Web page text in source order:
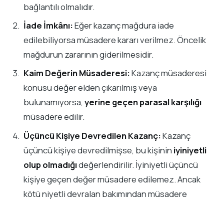
bağlantılı olmalıdır.
İade İmkânı:Eğer kazanç mağdura iade
edilebiliyorsa müsadere kararı verilmez. Öncelik
mağdurun zararının giderilmesidir.
Kaim Değerin Müsaderesi:Kazanç müsaderesi
konusu değer elden çıkarılmış veya
bulunamıyorsa,yerine geçen parasal karşılığı
müsadere edilir.
Üçüncü Kişiye Devredilen Kazanç:Kazanç
üçüncü kişiye devredilmişse, bu kişinin iyiniyetli
olup olmadığıdeğerlendirilir. İyiniyetli üçüncü
kişiye geçen değer müsadere edilemez. Ancak
kötü niyetli devralan bakımından müsadere